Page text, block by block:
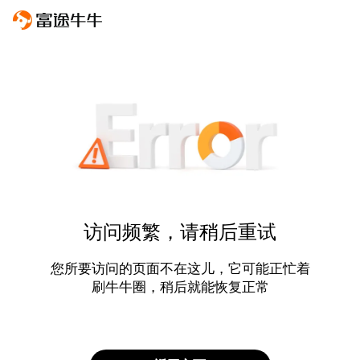
访问频繁，请稍后重试
您所要访问的页面不在这儿，它可能正忙着
刷牛牛圈，稍后就能恢复正常